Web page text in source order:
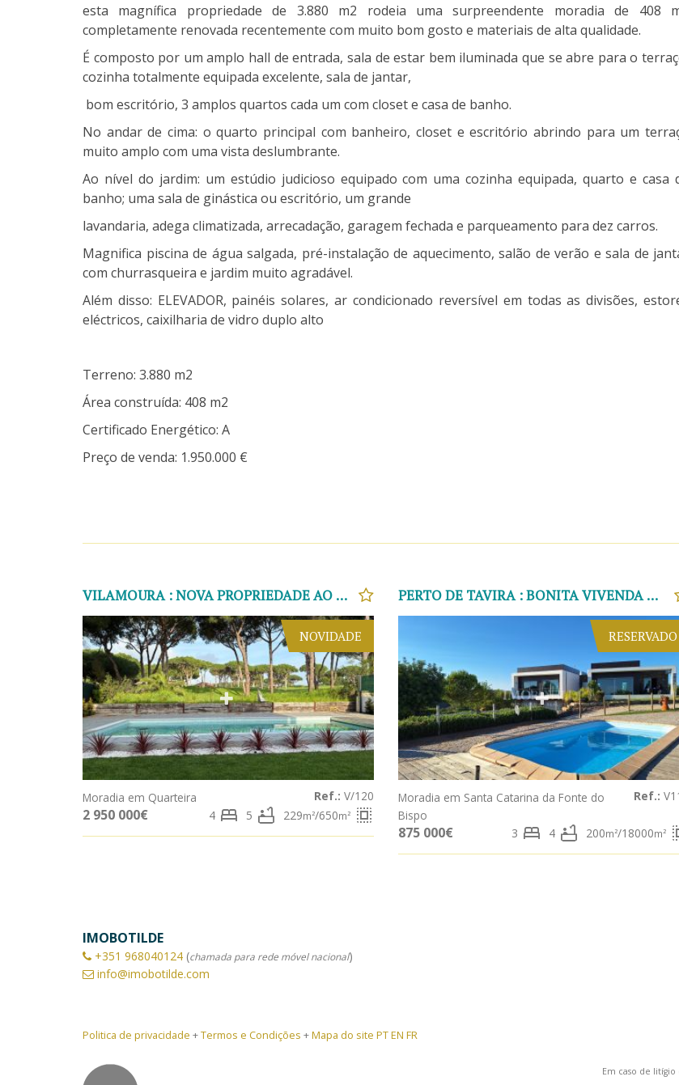
esta magnífica propriedade de 3.880 m2 rodeia uma surpreendente moradia de 408
completamente renovada recentemente com muito bom gosto e materiais de alta qualidade.
É composto por um amplo hall de entrada, sala de estar bem iluminada que se abre para o
cozinha totalmente equipada excelente, sala de jantar,
bom escritório, 3 amplos quartos cada um com closet e casa de banho.
No andar de cima: o quarto principal com banheiro, closet e escritório abrindo para um
muito amplo com uma vista deslumbrante.
Ao nível do jardim: um estúdio judicioso equipado com uma cozinha equipada, quarto e casa
banho; uma sala de ginástica ou escritório, um grande
lavandaria, adega climatizada, arrecadação, garagem fechada e parqueamento para dez carros.
Magnifica piscina de água salgada, pré-instalação de aquecimento, salão de verão e sala de
com churrasqueira e jardim muito agradável.
Além disso: ELEVADOR, painéis solares, ar condicionado reversível em todas as divisões,
eléctricos, caixilharia de vidro duplo alto
Terreno: 3.880 m2
Área construída: 408 m2
Certificado Energético: A
Preço de venda: 1.950.000 €
VILAMOURA : NOVA PROPRIEDADE AO LADO DO GOLFE
NOVIDADE
Ref.: V/120
Moradia em Quarteira
2 950 000€ 4 bed 5 bathtub 229m²/650m² select_all
PERTO DE TAVIRA : BONITA VIVENDA MODERNA
RESERVADO
Ref.:
Moradia em Santa Catarina da Fonte do
Bispo
875 000€ 3 bed 4 bathtub 200m²/18000m²
IMOBOTILDE
+351 968040124 (chamada para rede móvel nacional)
info@imobotilde.com
Politica de privacidade +Termos e Condições +Mapa do site PTEN FR
Em caso de